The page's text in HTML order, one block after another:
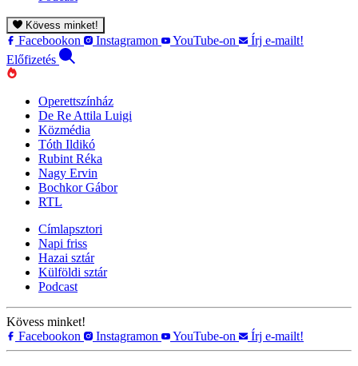
Kövess minket!
Facebookon Instagramon YouTube-on
Írj e-mailt!
Előfizetés
Operettszínház
De Re Attila Luigi
Közmédia
Tóth Ildikó
Rubint Réka
Nagy Ervin
Bochkor Gábor
RTL
Címlapsztori
Napi friss
Hazai sztár
Külföldi sztár
Podcast
Kövess minket!
Facebookon
Instagramon YouTube-on Írj e-mailt!